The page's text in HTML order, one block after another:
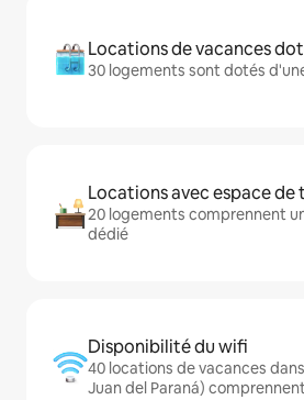
Locations de vacances
30 logements sont dotés
Locations avec espace de
20 logements comprennent
dédié
Disponibilité du wifi
40 locations de vacances
Juan del Paraná)